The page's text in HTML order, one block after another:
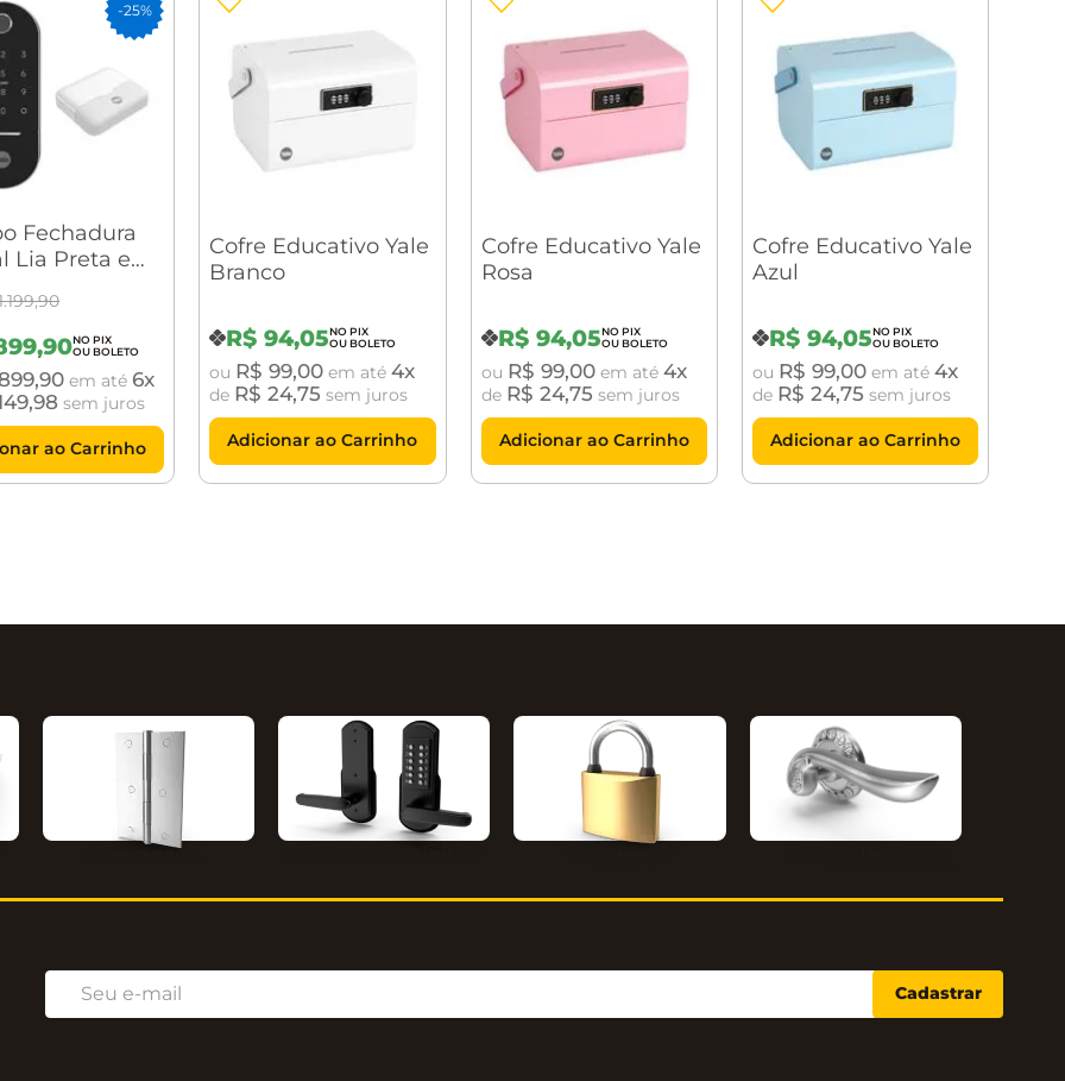
-25%
Fechadura
Lia Preta e
.199,90
,90
,90 em até 6
,98 sem juros
ao Carrinho
Cofre Educativo Yale
Branco
R$ 94,05
ou R$ 99,00 em até4
de R$ 24,75 sem juros
Adicionar ao Carrinho
Cofre Educativo Yale
Rosa
R$ 94,05
ou R$ 99,00em até 4
de R$ 24,75 sem juros
Adicionar ao Carrinho
Cofre Educativo Yale
Azul
R$ 94,05
ou R$ 99,00em até 4
de R$ 24,75 sem juros
Adicionar ao Carrinho
Ferragens
Cadastrar